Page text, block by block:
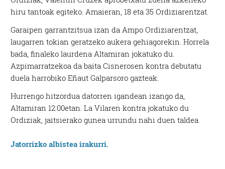
hiru tantoak egiteko. Amaieran, 18 eta 35 Ordiziarentzat.
Garaipen garrantzitsua izan da Ampo Ordiziarentzat,
laugarren tokian geratzeko aukera gehiagorekin. Horrela
bada, finaleko laurdena Altamiran jokatuko du.
Azpimarratzekoa da baita Cisnerosen kontra debutatu
duela harrobiko Eñaut Galparsoro gazteak.
Hurrengo hitzordua datorren igandean izango da,
Altamiran 12:00etan. La Vilaren kontra jokatuko du
Ordiziak, jaitsierako gunea urrundu nahi duen taldea.
Jatorrizko albistea irakurri.